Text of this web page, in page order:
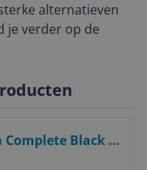
alternatieven
je verder op de
Complete Black -